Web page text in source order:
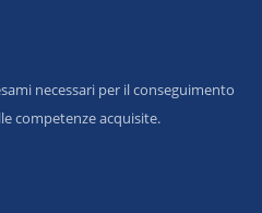
necessari per il conseguimento
competenze acquisite.